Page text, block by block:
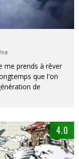
me prends à rêver
que l'on
de
4.0